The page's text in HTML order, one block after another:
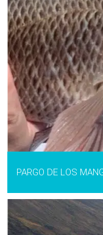
PARGO DE LOS